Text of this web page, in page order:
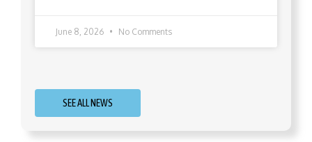
June 8, 2026 No Comments
SEE ALL NEWS